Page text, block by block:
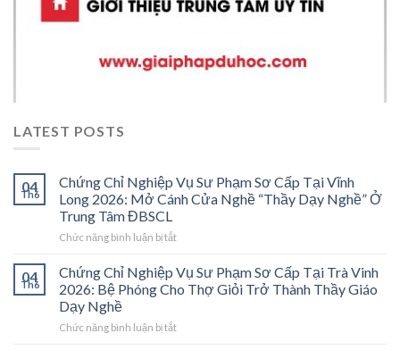
LATEST POSTS
04
Th6
Chứng Chỉ Nghiệp Vụ Sư Phạm Sơ Cấp Tại Vĩnh
Long 2026: Mở Cánh Cửa Nghề “Thầy Dạy Nghề” Ở
Trung Tâm ĐBSCL
Chức năng bình luận bị tắtở
Chỉ
Nghiệp
Vụ
Phạm
04
Th6
Chứng Chỉ Nghiệp Vụ Sư Phạm Sơ Cấp Tại Trà Vinh
2026: Bệ Phóng Cho Thợ Giỏi Trở Thành Thầy Giáo
Dạy Nghề
Chức năng bình luận bị tắtở